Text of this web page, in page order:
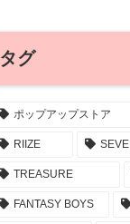
タグ
ポップアップストア
RIIZE
TREASURE
FANTASY BOYS